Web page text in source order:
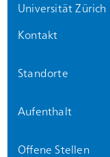
Universität Zürich
Kontakt
Standorte
Aufenthalt
Offene Stellen